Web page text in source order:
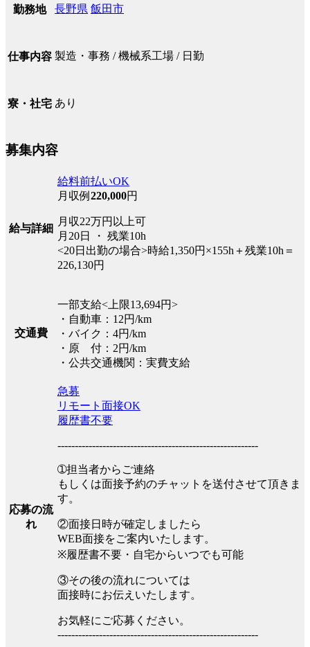
勤務地 長野県 飯田市
仕事内容 製造・事務 / 機械系工場 / 日勤
寮・社宅 あり
募集内容
給与詳細
給料前払いOK
月収例 220,000円
月収22万円以上可
月20日 ・ 残業10h
<20日出勤の場合>時給1,350円×155h＋残業10h＝
226,130円
交通費
一部支給<上限13,694円>
・自動車：12円/km
・バイク：4円/km
・原 付：2円/km
・公共交通機関：実費支給
応募の流
れ
急募
リモート面接OK
履歴書不要
----------------------------------------------------------
➀担当者からご連絡
もしくは面接予約のチャットを送付させて頂きま
す。
②面接日時が確定しましたら
WEB面接をご案内いたします。
※履歴書不要・自宅からいつでも可能
③その後の流れについては
面接時にお伝えいたします。
お気軽にご応募ください。
----------------------------------------------------------